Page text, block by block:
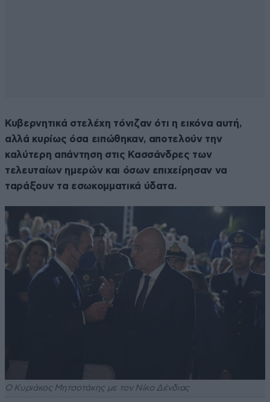
Κυβερνητικά στελέχη τόνιζαν ότι η εικόνα αυτή,
αλλά κυρίως όσα ειπώθηκαν, αποτελούν την
καλύτερη απάντηση στις Κασσάνδρες των
τελευταίων ημερών και όσων επιχείρησαν να
ταράξουν τα εσωκομματικά ύδατα.
Ο Κυριάκος Μητσοτάκης με τον Νίκο Δένδιας